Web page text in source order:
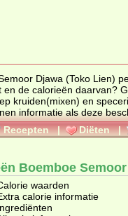
Djawa (Toko Lien)
ander product en de calorieën
kruiden(mixen) en
informatie als deze
Recepten | Diëten |
Boemboe
waarden
calorie informatie